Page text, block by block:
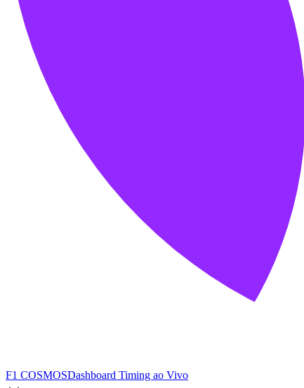
F1 COSMOSDashboard Timing ao Vivo